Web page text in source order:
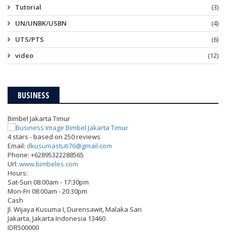
Tutorial
(3)
UN/UNBK/USBN
(4)
UTS/PTS
(6)
video
(12)
BUSINESS
Bimbel Jakarta Timur
4stars - based on 250reviews
Email: dkusumastuti76@gmail.com
Phone: +62895322288565
Url: www.bimbeles.com
Hours:
Sat-Sun 08:00am - 17:30pm
Mon-Fri 08:00am - 20:30pm
Cash
Jl. Wijaya Kusuma I, Durensawit, Malaka Sari
Jakarta Jakarta Indonesia 13460
IDR500000